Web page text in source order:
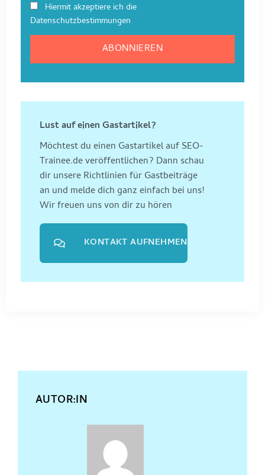
Hiermit akzeptiere ich die
Datenschutzbestimmungen
Lust auf einen Gastartikel?
Möchtest du einen Gastartikel auf SEO-
Trainee.de veröffentlichen? Dann schau
dir unsere Richtlinien für Gastbeiträge
an und melde dich ganz einfach bei uns!
Wir freuen uns von dir zu hören
KONTAKT AUFNEHMEN
AUTOR:IN